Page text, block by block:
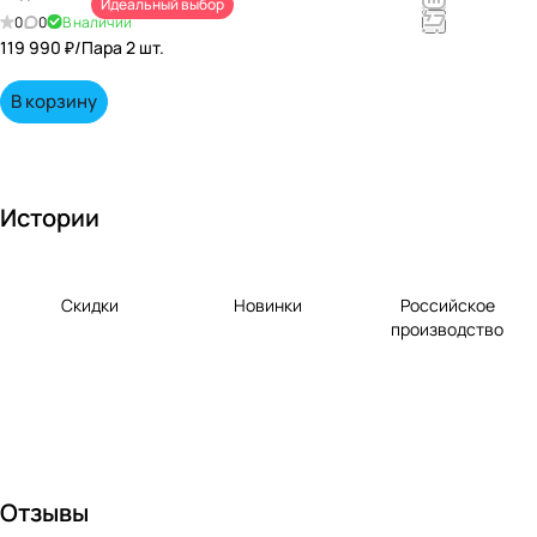
непревзойд
0 0 В наличии
Идеальный выбор
119 990 ₽/Пара 2 шт.
В корзину
Истории
Скидки Новинки
Российское
производство
Отзывы